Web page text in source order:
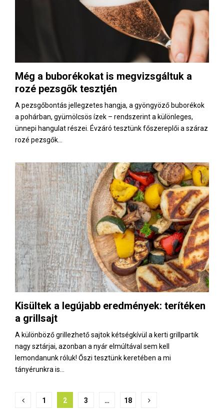
Még a buborékokat is megvizsgáltuk a
rozé pezsgők tesztjén
A pezsgőbontás jellegzetes hangja, a gyöngyöző buborékok
a pohárban, gyümölcsös ízek – rendszerint a különleges,
ünnepi hangulat részei. Évzáró tesztünk főszereplői a száraz
rozé pezsgők...
Kisültek a legújabb eredmények: terítéken
a grillsajt
A különböző grillezhető sajtok kétségkívül a kerti grillpartik
nagy sztárjai, azonban a nyár elmúltával sem kell
lemondanunk róluk! Őszi tesztünk keretében a mi
tányérunkra is...
B
1 2 3 … 18